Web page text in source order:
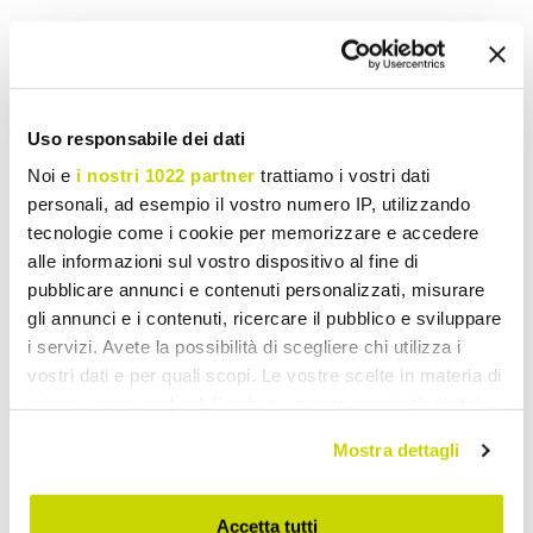
Uso responsabile dei dati
Noi e i nostri 1022 partner trattiamo i vostri dati
personali, ad esempio il vostro numero IP, utilizzando
tecnologie come i cookie per memorizzare e accedere
alle informazioni sul vostro dispositivo al fine di
pubblicare annunci e contenuti personalizzati, misurare
gli annunci e i contenuti, ricercare il pubblico e sviluppare
i servizi. Avete la possibilità di scegliere chi utilizza i
vostri dati e per quali scopi. Le vostre scelte in materia di
modificare o revocare il proprio consenso in qualsiasi
momento dalla Dichiarazione sui cookie o facendo clic
sull'icona di attivazione della privacy.
Mostra dettagli
Accetta tutti
Voeg toe aan wens Lijst
Fauteuil Metal